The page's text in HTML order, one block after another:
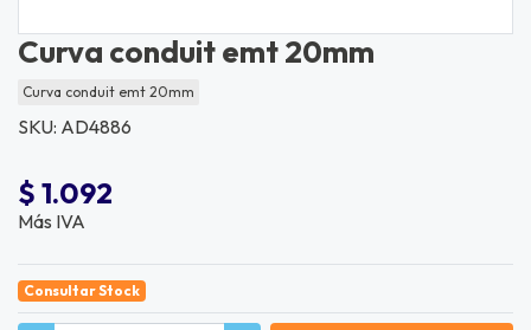
Curva conduit emt 20mm
Curva conduit emt 20mm
SKU: AD4886
$ 1.092
Más IVA
Consultar Stock